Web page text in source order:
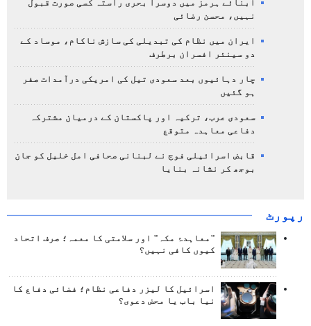
آبنائے ہرمز میں دوسرا بحری راستہ کسی صورت قبول
نہیں، محسن رضائی
ایران میں نظام کی تبدیلی کی سازش ناکام، موساد کے
دو سینئر افسران برطرف
چار دہائیوں بعد سعودی تیل کی امریکی درآمدات صفر
ہو گئیں
سعودی عرب، ترکیہ اور پاکستان کے درمیان مشترکہ
دفاعی معاہدہ متوقع
قابض اسرائیلی فوج نے لبنانی صحافی امل خلیل کو جان
بوجھ کر نشانہ بنایا
رپورٹ
"معاہدۂ مکہ" اور سلامتی کا معمہ؛ صرف اتحاد
کیوں کافی نہیں؟
اسرائیل کا لیزر دفاعی نظام؛ فضائی دفاع کا
نیا باب یا محض دعوی؟